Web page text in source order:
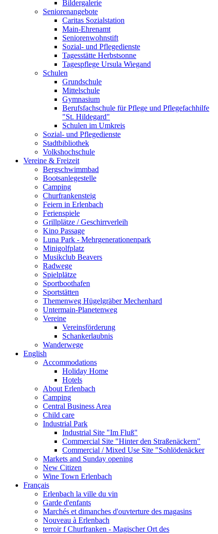
Bildergalerie
Seniorenangebote
Caritas Sozialstation
Main-Ehrenamt
Seniorenwohnstift
Sozial- und Pflegedienste
Tagesstätte Herbstsonne
Tagespflege Ursula Wiegand
Schulen
Grundschule
Mittelschule
Gymnasium
Berufsfachschule für Pflege und Pflegefachhilfe
"St. Hildegard"
Schulen im Umkreis
Sozial- und Pflegedienste
Stadtbibliothek
Volkshochschule
Vereine & Freizeit
Bergschwimmbad
Bootsanlegestelle
Camping
Churfrankensteig
Feiern in Erlenbach
Ferienspiele
Grillplätze / Geschirrverleih
Kino Passage
Luna Park - Mehrgenerationenpark
Minigolfplatz
Musikclub Beavers
Radwege
Spielplätze
Sportboothafen
Sportstätten
Themenweg Hügelgräber Mechenhard
Untermain-Planetenweg
Vereine
Vereinsförderung
Schankerlaubnis
Wanderwege
English
Accommodations
Holiday Home
Hotels
About Erlenbach
Camping
Central Business Area
Child care
Industrial Park
Industrial Site "Im Fluß"
Commercial Site "Hinter den Straßenäckern"
Commercial / Mixed Use Site "Sohlödenäcker
Markets and Sunday opening
New Citizen
Wine Town Erlenbach
Français
Erlenbach la ville du vin
Garde d'enfants
Marchés et dimanches d'ouvterture des magasins
Nouveau à Erlenbach
terroir f Churfranken - Magischer Ort des